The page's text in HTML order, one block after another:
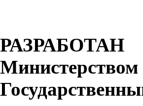
РАЗРАБОТАН